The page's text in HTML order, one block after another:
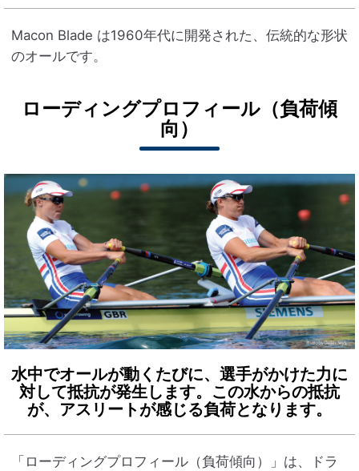
Macon Blade は1960年代に開発された、伝統的な形状
のオールです。
ローディングプロフィール（負荷傾
向）
水中でオールが動くたびに、選手がかけた力に
対して抵抗が発生します。 この水からの抵抗
が、アスリートが感じる負荷となります。
「ローディングプロフィール（負荷傾向）」は、ドラ